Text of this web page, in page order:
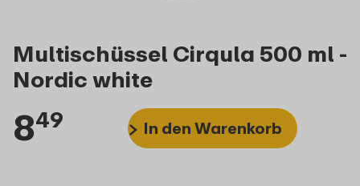
Multischüssel Cirqula 500 ml -
Nordic white
849 In den Warenkorb